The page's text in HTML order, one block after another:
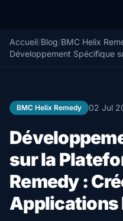
Accueil/Blog/BMC Helix
Développement Spécifique
BMC Helix Remedy 02 Jul
sur la
Remedy :
Applications